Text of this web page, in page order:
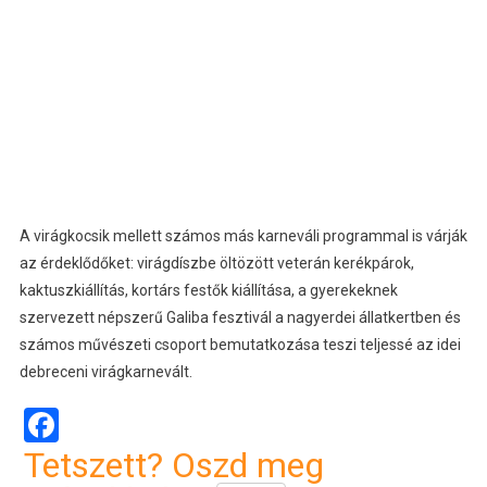
A virágkocsik mellett számos más karneváli programmal is várják
az érdeklődőket: virágdíszbe öltözött veterán kerékpárok,
kaktuszkiállítás, kortárs festők kiállítása, a gyerekeknek
szervezett népszerű Galiba fesztivál a nagyerdei állatkertben és
számos művészeti csoport bemutatkozása teszi teljessé az idei
debreceni virágkarnevált.
Facebook
Tetszett? Oszd meg